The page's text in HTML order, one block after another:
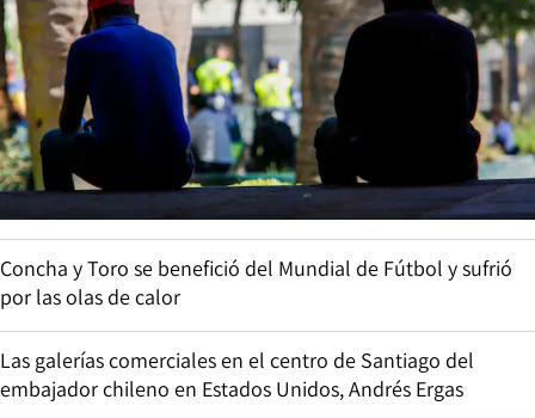
Concha y Toro se benefició del Mundial de Fútbol y sufrió
por las olas de calor
Las galerías comerciales en el centro de Santiago del
embajador chileno en Estados Unidos, Andrés Ergas